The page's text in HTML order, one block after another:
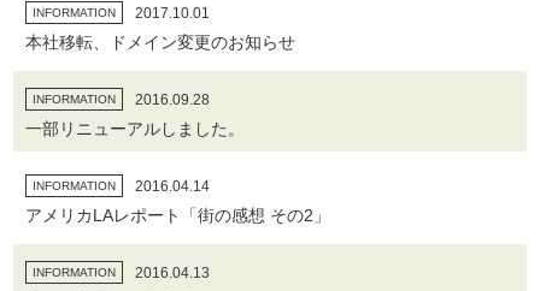
INFORMATION 2017.10.01
本社移転、ドメイン変更のお知らせ
INFORMATION 2016.09.28
一部リニューアルしました。
INFORMATION 2016.04.14
アメリカLAレポート「街の感想 その2」
INFORMATION 2016.04.13